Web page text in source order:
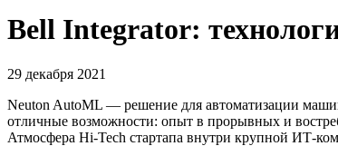
Bell Integrator:
29 декабря 2021
Neuton AutoML — решение для автоматизации
отличные возможности: опыт в прорывных и
Атмосфера Hi-Tech стартапа внутри крупной ИТ-